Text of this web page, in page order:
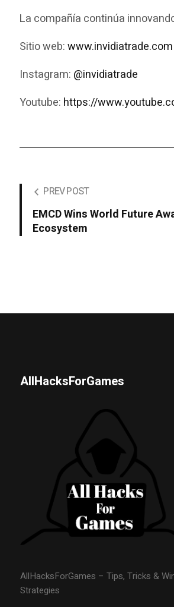
La compañía continúa
Sitio web:www.invidiatrade.com
Instagram: @invidiatrade
Youtube: https://
PREV POST
EMCD Wins World Future
Ecosystem
AllHacksForGames
AllHacksForGames – Tips, Tricks &
Strategies